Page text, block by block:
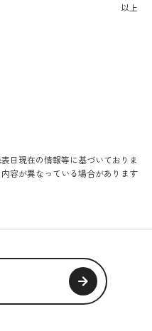
以上
日現在の情報等に基づいておりま
容が異なっている場合があります